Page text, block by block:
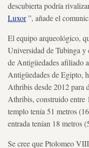
descubierta podría
Luxor”, añade el
El equipo arqueológico,
Universidad de Tubinga
de Antigüedades afiliado
Antigüedades de Egipto,
Athribis desde 2012 para
Athribis, construido entre
templo tenía 51 metros
entrada tenían 18 metros
Se cree que Ptolomeo